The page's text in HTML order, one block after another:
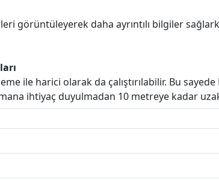
görüntüleyerek daha ayrıntılı bilgiler
ile harici olarak da çalıştırılabilir. Bu
ihtiyaç duyulmadan 10 metreye kadar